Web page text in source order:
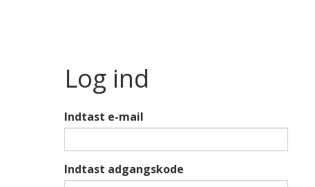
Log ind
Indtast e-mail
Indtast adgangskode